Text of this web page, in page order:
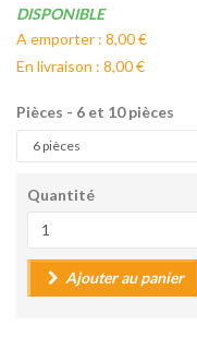
Disponibilité:
DISPONIBLE
A emporter : 8,00 €
En livraison : 8,00 €
Pièces - 6 et 10 pièces
Quantité
Ajouter au panier